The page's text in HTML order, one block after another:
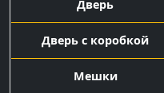
Дверь
Дверь с коробкой
Мешки